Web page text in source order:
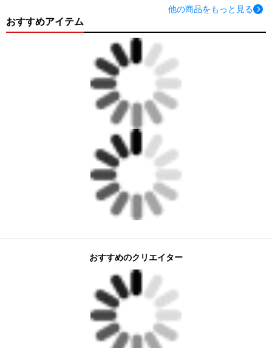
他の商品をもっと見る
おすすめアイテム
おすすめのクリエイター